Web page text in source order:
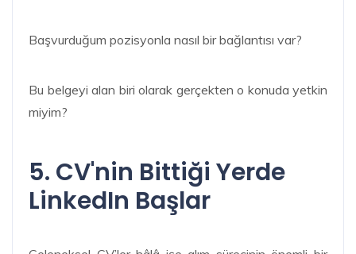
Başvurduğum pozisyonla nasıl bir bağlantısı var?
Bu belgeyi alan biri olarak gerçekten o konuda yetkin
miyim?
5. CV'nin Bittiği Yerde
LinkedIn Başlar